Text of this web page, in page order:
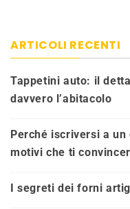
ARTICOLI RECENTI
Tappetini auto: il
davvero l’abitacolo
Perché iscriversi a un
motivi che ti
I segreti dei forni